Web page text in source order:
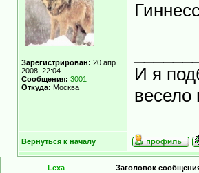
Зарегистрирован: 20 апр
2008, 22:04
Сообщения: 3001
Откуда: Москва
И я
весело
Вернуться к началу
Lexa Заголовок